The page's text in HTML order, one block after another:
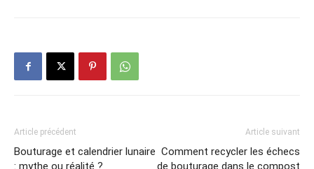
Article précédent
Bouturage et calendrier lunaire
: mythe ou réalité ?
Article suivant
Comment recycler les échecs
de bouturage dans le compost